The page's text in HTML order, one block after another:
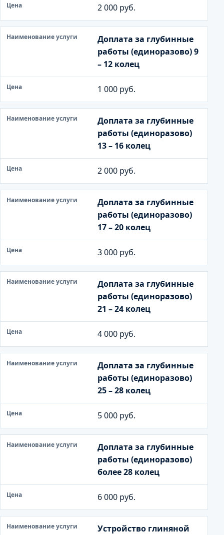
2 000 руб.
Доплата за глубинные
работы (единоразово) 9
– 12 колец
1 000 руб.
Доплата за глубинные
работы (единоразово)
13 – 16 колец
2 000 руб.
Доплата за глубинные
работы (единоразово)
17 – 20 колец
3 000 руб.
Доплата за глубинные
работы (единоразово)
21 – 24 колец
4 000 руб.
Доплата за глубинные
работы (единоразово)
25 – 28 колец
5 000 руб.
Доплата за глубинные
работы (единоразово)
более 28 колец
6 000 руб.
Устройство глиняной